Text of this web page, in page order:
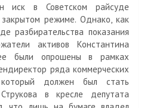
иск в Советском райсуде
режиме. Однако, как
разбирательства показания
активов Константина
были опрошены в рамках
ряда коммерческих
должен был стать
в кресле депутата